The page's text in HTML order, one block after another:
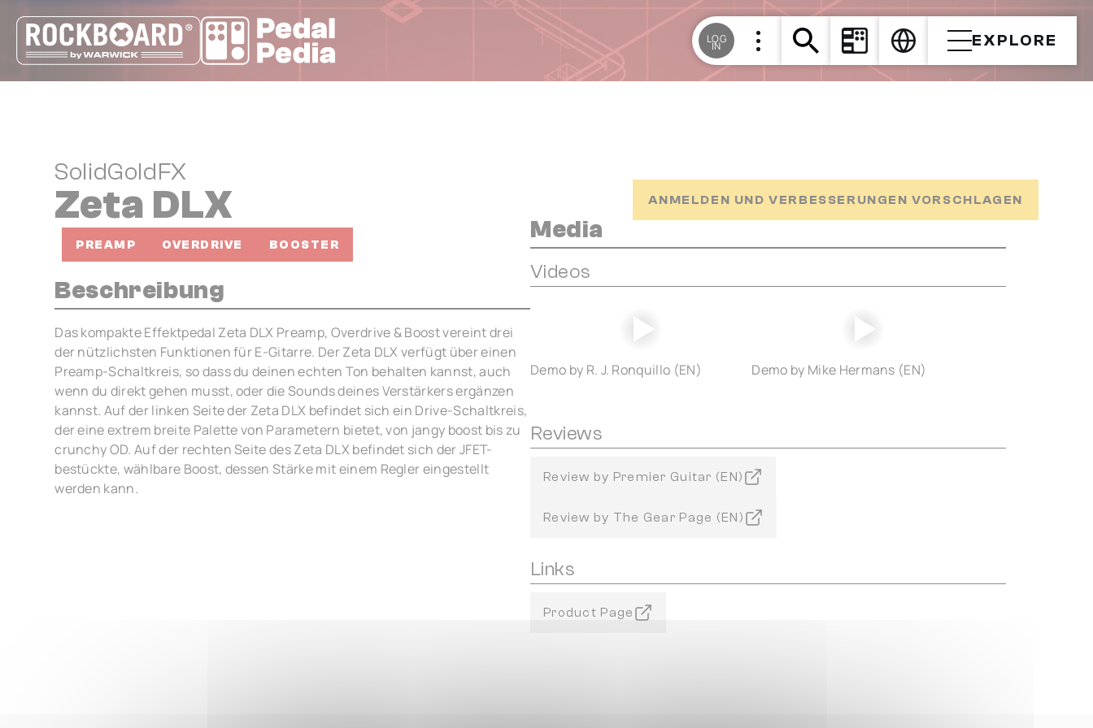
LOG
IN EXPLORE
SolidGoldFX
Zeta DLX ANMELDEN UND VERBESSERUNGEN VORSCHLAGEN
PREAMP OVERDRIVE BOOSTER
Beschreibung
Das kompakte Effektpedal Zeta DLX Preamp, Overdrive & Boost vereint drei
der nützlichsten Funktionen für E-Gitarre. Der Zeta DLX verfügt über einen
Preamp-Schaltkreis, so dass du deinen echten Ton behalten kannst, auch
wenn du direkt gehen musst, oder die Sounds deines Verstärkers ergänzen
kannst. Auf der linken Seite der Zeta DLX befindet sich ein Drive-Schaltkreis,
der eine extrem breite Palette von Parametern bietet, von jangy boost bis zu
crunchy OD. Auf der rechten Seite des Zeta DLX befindet sich der JFET-
bestückte, wählbare Boost, dessen Stärke mit einem Regler eingestellt
werden kann.
Media
Videos
Demo by R. J. Ronquillo (EN) Demo by Mike Hermans (EN)
Reviews
Review by Premier Guitar (EN)
Review by The Gear Page (EN)
Links
Product Page